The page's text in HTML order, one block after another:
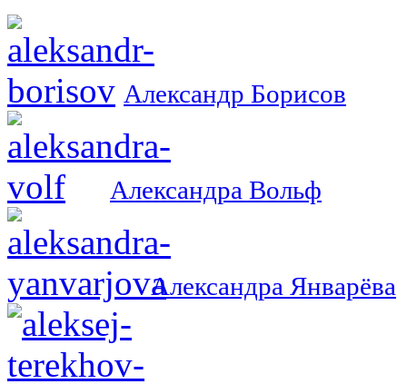
Александр Борисов
Александра Вольф
Александра Январёва